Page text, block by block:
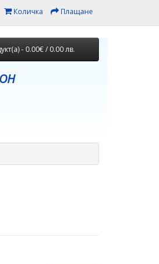
Количка Плащане
- 0.00€ / 0.00 лв.